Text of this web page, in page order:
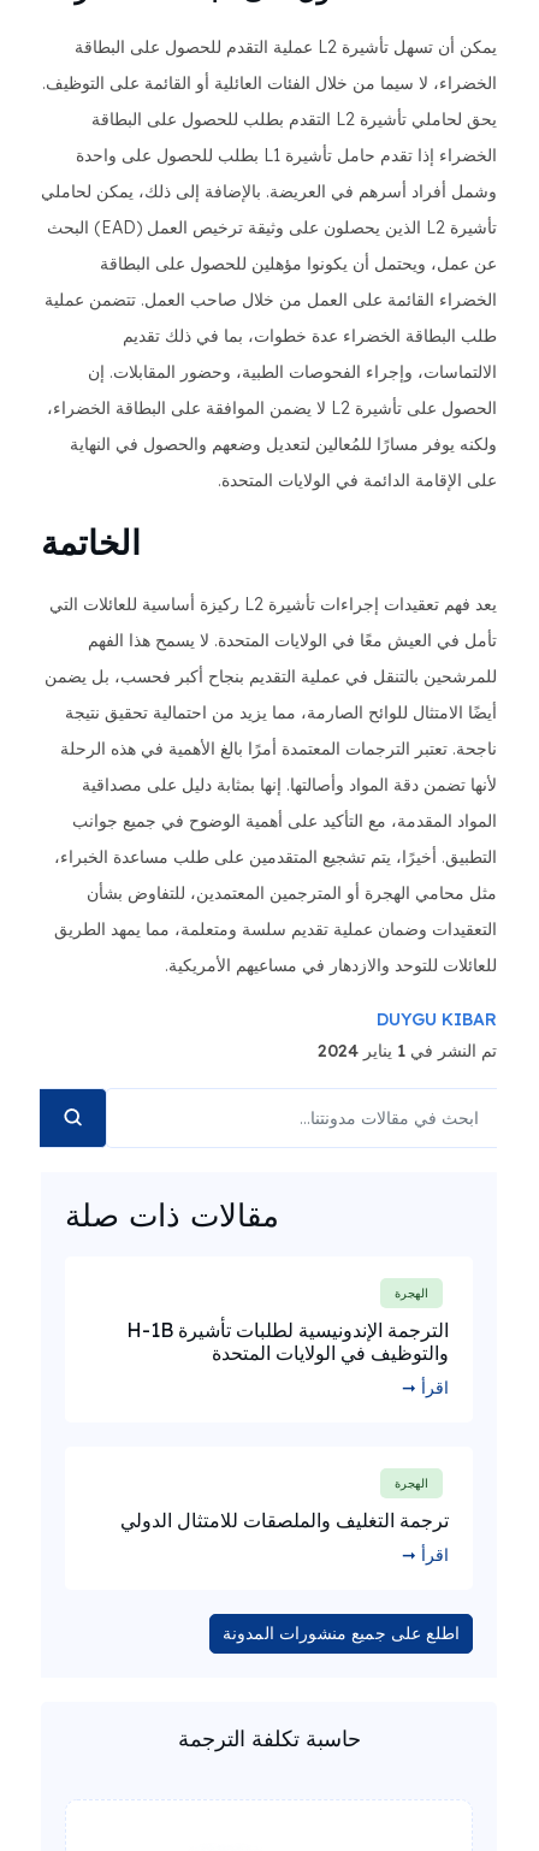
يمكن أن تسهل تأشيرة L2 عملية التقدم للحصول على البطاقة
الخضراء، لا سيما من خلال الفئات العائلية أو القائمة على التوظيف.
يحق لحاملي تأشيرة L2 التقدم بطلب للحصول على البطاقة
الخضراء إذا تقدم حامل تأشيرة L1 بطلب للحصول على واحدة
وشمل أفراد أسرهم في العريضة. بالإضافة إلى ذلك، يمكن لحاملي
تأشيرة L2 الذين يحصلون على وثيقة ترخيص العمل (EAD) البحث
عن عمل، ويحتمل أن يكونوا مؤهلين للحصول على البطاقة
الخضراء القائمة على العمل من خلال صاحب العمل. تتضمن عملية
طلب البطاقة الخضراء عدة خطوات، بما في ذلك تقديم
الالتماسات، وإجراء الفحوصات الطبية، وحضور المقابلات. إن
الحصول على تأشيرة L2 لا يضمن الموافقة على البطاقة الخضراء،
ولكنه يوفر مسارًا للمُعالين لتعديل وضعهم والحصول في النهاية
على الإقامة الدائمة في الولايات المتحدة.
الخاتمة
يعد فهم تعقيدات إجراءات تأشيرة L2 ركيزة أساسية للعائلات التي
تأمل في العيش معًا في الولايات المتحدة. لا يسمح هذا الفهم
للمرشحين بالتنقل في عملية التقديم بنجاح أكبر فحسب، بل يضمن
أيضًا الامتثال للوائح الصارمة، مما يزيد من احتمالية تحقيق نتيجة
ناجحة. تعتبر الترجمات المعتمدة أمرًا بالغ الأهمية في هذه الرحلة
لأنها تضمن دقة المواد وأصالتها. إنها بمثابة دليل على مصداقية
المواد المقدمة، مع التأكيد على أهمية الوضوح في جميع جوانب
التطبيق. أخيرًا، يتم تشجيع المتقدمين على طلب مساعدة الخبراء،
مثل محامي الهجرة أو المترجمين المعتمدين، للتفاوض بشأن
التعقيدات وضمان عملية تقديم سلسة ومتعلمة، مما يمهد الطريق
للعائلات للتوحد والازدهار في مساعيهم الأمريكية.
DUYGU KIBAR
تم النشر في 1 يناير 2024
مقالات ذات صلة
الهجرة
الترجمة الإندونيسية لطلبات تأشيرة H-1B
والتوظيف في الولايات المتحدة
اقرأ ➞
الهجرة
ترجمة التغليف والملصقات للامتثال الدولي
اقرأ ➞
اطلع على جميع منشورات المدونة
حاسبة تكلفة الترجمة